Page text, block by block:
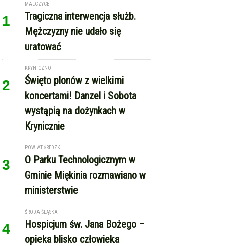
1
MALCZYCE
Tragiczna interwencja służb.
Mężczyzny nie udało się
uratować
2
KRYNICZNO
Święto plonów z wielkimi
koncertami! Danzel i Sobota
wystąpią na dożynkach w
Krynicznie
3
POWIAT ŚREDZKI
O Parku Technologicznym w
Gminie Miękinia rozmawiano w
ministerstwie
4
ŚRODA ŚLĄSKA
Hospicjum św. Jana Bożego –
opieka blisko człowieka